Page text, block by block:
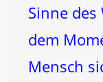
Sinne des
dem
Mensch